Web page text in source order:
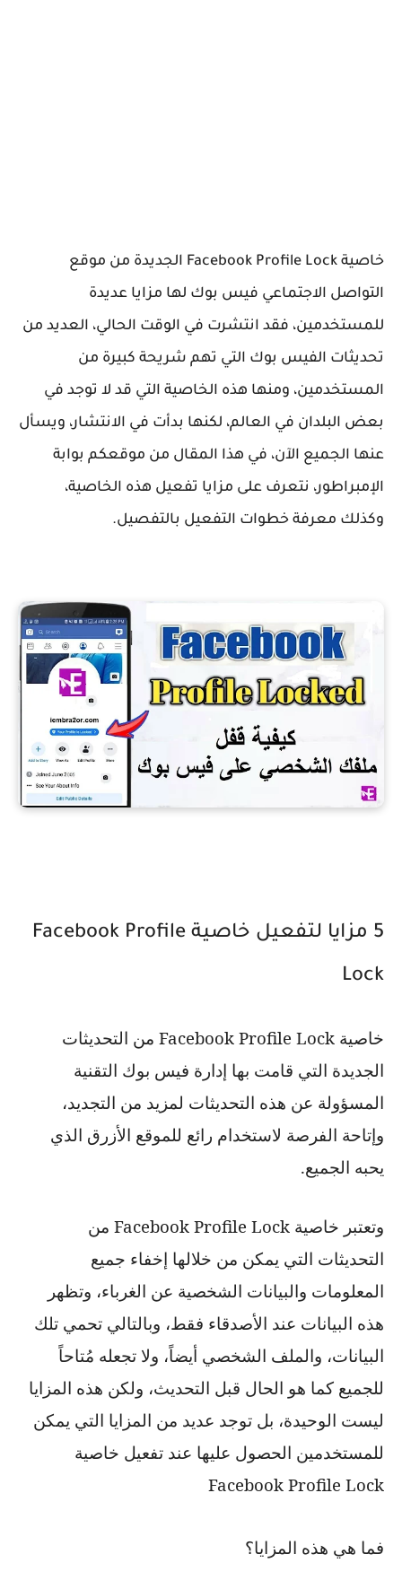
خاصية Facebook Profile Lock الجديدة من موقع
التواصل الاجتماعي فيس بوك لها مزايا عديدة
للمستخدمين، فقد انتشرت في الوقت الحالي، العديد من
تحديثات الفيس بوك التي تهم شريحة كبيرة من
المستخدمين، ومنها هذه الخاصية التي قد لا توجد في
بعض البلدان في العالم، لكنها بدأت في الانتشار، ويسأل
عنها الجميع الآن، في هذا المقال من موقعكم بوابة
الإمبراطور، نتعرف على مزايا تفعيل هذه الخاصية،
وكذلك معرفة خطوات التفعيل بالتفصيل.
5 مزايا لتفعيل خاصية Facebook Profile
Lock
خاصيةFacebook Profile Lockمن التحديثات
الجديدة التي قامت بها إدارة فيس بوك التقنية
المسؤولة عن هذه التحديثات لمزيد من التجديد،
وإتاحة الفرصة لاستخدام رائع للموقع الأزرق الذي
يحبه الجميع.
وتعتبر خاصيةFacebook Profile Lockمن
التحديثات التي يمكن من خلالها إخفاء جميع
المعلومات والبيانات الشخصية عن الغرباء، وتظهر
هذه البيانات عند الأصدقاء فقط، وبالتالي تحمي تلك
البيانات، والملف الشخصي أيضاً، ولا تجعله مُتاحاً
للجميع كما هو الحال قبل التحديث، ولكن هذه المزايا
ليست الوحيدة، بل توجد عديد من المزايا التي يمكن
للمستخدمين الحصول عليها عند تفعيل خاصية
Facebook Profile Lock
فما هي هذه المزايا؟